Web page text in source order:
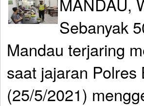
Sebanyak
Mandau terjaring
saat jajaran
(25/5/2021)